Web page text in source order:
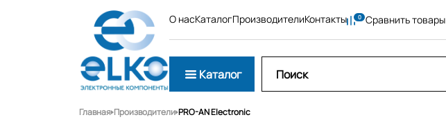
О насКаталогПроизводителиКонтакты Сравнить товары
Каталог
Главная Производители PRO-AN Electronic